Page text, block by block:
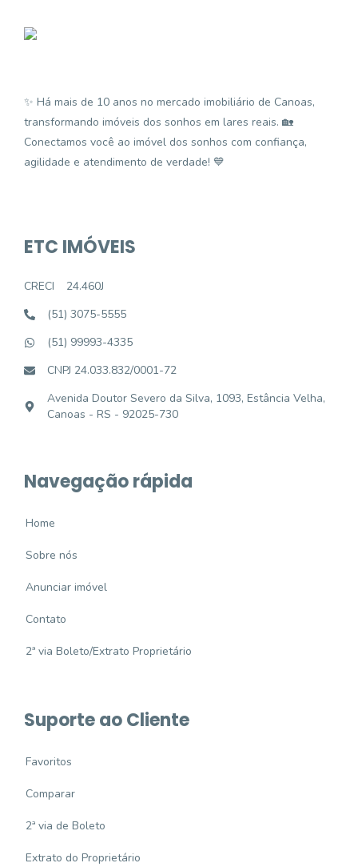
✨ Há mais de 10 anos no mercado imobiliário de Canoas,
transformando imóveis dos sonhos em lares reais. 🏡
Conectamos você ao imóvel dos sonhos com confiança,
agilidade e atendimento de verdade! 💙
ETC IMÓVEIS
CRECI
24.460J
(51) 3075-5555
(51) 99993-4335
CNPJ 24.033.832/0001-72
Avenida Doutor Severo da Silva, 1093, Estância Velha,
Canoas - RS - 92025-730
Navegação rápida
Home
Sobre nós
Anunciar imóvel
Contato
2ª via Boleto/Extrato Proprietário
Suporte ao Cliente
Favoritos
Comparar
2ª via de Boleto
Extrato do Proprietário